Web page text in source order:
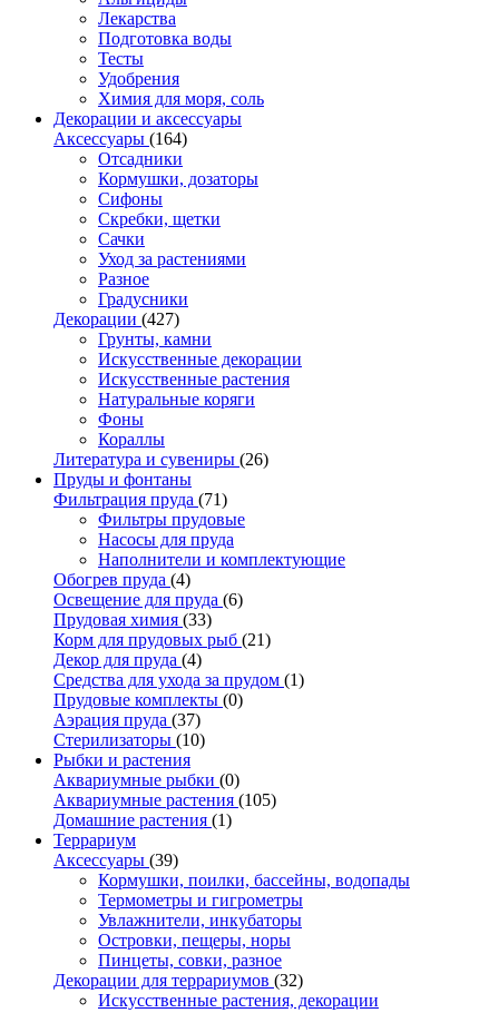
Лекарства
Подготовка воды
Тесты
Удобрения
Химия для моря, соль
Декорации и аксессуары
Аксессуары (164)
Отсадники
Кормушки, дозаторы
Сифоны
Скребки, щетки
Сачки
Уход за растениями
Разное
Градусники
Декорации (427)
Грунты, камни
Искусственные декорации
Искусственные растения
Натуральные коряги
Фоны
Кораллы
Литература и сувениры (26)
Пруды и фонтаны
Фильтрация пруда (71)
Фильтры прудовые
Насосы для пруда
Наполнители и комплектующие
Обогрев пруда (4)
Освещение для пруда (6)
Прудовая химия (33)
Корм для прудовых рыб (21)
Декор для пруда (4)
Средства для ухода за прудом (1)
Прудовые комплекты (0)
Аэрация пруда (37)
Стерилизаторы (10)
Рыбки и растения
Аквариумные рыбки (0)
Аквариумные растения (105)
Домашние растения (1)
Террариум
Аксессуары (39)
Кормушки, поилки, бассейны, водопады
Термометры и гигрометры
Увлажнители, инкубаторы
Островки, пещеры, норы
Пинцеты, совки, разное
Декорации для террариумов (32)
Искусственные растения, декорации